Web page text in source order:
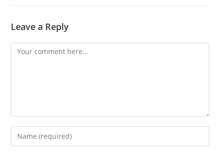
Leave a Reply
Comment
Enter
your